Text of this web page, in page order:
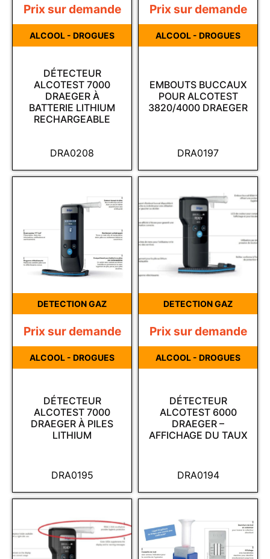
DRA0208
DÉTECTEUR
ALCOTEST 7000
DRAEGER À
BATTERIE LITHIUM
RECHARGEABLE
Prix sur demande
ALCOOL - DROGUES
DRA0197
EMBOUTS BUCCAUX
POUR ALCOTEST
3820/4000 DRAEGER
Prix sur demande
ALCOOL - DROGUES
DETECTION GAZ
DRA0195
DÉTECTEUR
ALCOTEST 7000
DRAEGER À PILES
LITHIUM
Prix sur demande
ALCOOL - DROGUES
DETECTION GAZ
DRA0194
DÉTECTEUR
ALCOTEST 6000
DRAEGER –
AFFICHAGE DU TAUX
Prix sur demande
ALCOOL - DROGUES